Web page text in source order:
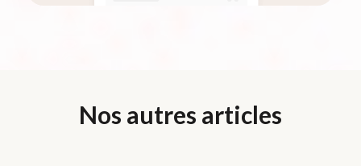
Nos autres articles